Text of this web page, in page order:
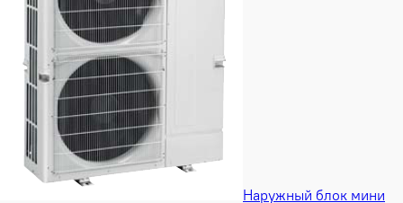
Наружный блок мини